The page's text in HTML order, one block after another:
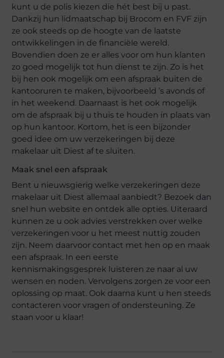
kunt u de polis kiezen die hét best bij u past.
Dankzij hun lidmaatschap bij Brocom en FVF zijn
ze ook steeds op de hoogte van de laatste
ontwikkelingen in de financiële wereld.
Bovendien doen ze er alles voor om hun klanten
zo goed mogelijk tot hun dienst te zijn. Zo is het
bij hen ook mogelijk om een afspraak buiten de
kantooruren te maken, bijvoorbeeld ’s avonds of
in het weekend. Daarnaast is het ook mogelijk
om de afspraak bij u thuis te houden in plaats van
op hun kantoor. Kortom, het is een bijzonder
goed idee om uw verzekeringen bij deze
makelaar uit Diest af te sluiten.
Maak snel een afspraak
Bent u nieuwsgierig welke verzekeringen deze
makelaar uit Diest allemaal aanbiedt? Bezoek dan
snel hun website en ontdek alle opties. Uiteraard
kunnen ze u ook advies verstrekken over welke
verzekeringen voor u het meest nuttig zouden
zijn. Neem daarvoor contact met hen op en maak
een afspraak. In een eerste
kennismakingsgesprek luisteren ze naar al uw
wensen en noden. Vervolgens zorgen ze voor een
oplossing op maat. Ook daarna kunt u hen steeds
contacteren voor vragen of ondersteuning. Ze
staan voor u klaar!